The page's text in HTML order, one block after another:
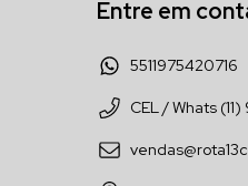
Entre em
5511975420716
CEL / Whats